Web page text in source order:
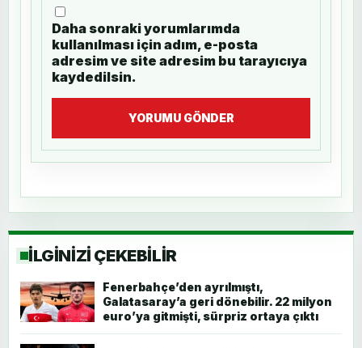
Daha sonraki yorumlarımda
kullanılması için adım, e-posta
adresim ve site adresim bu tarayıcıya
kaydedilsin.
YORUMU GÖNDER
İLGİNİZİ ÇEKEBİLİR
Fenerbahçe’den ayrılmıştı,
Galatasaray’a geri dönebilir. 22 milyon
euro’ya gitmişti, sürpriz ortaya çıktı